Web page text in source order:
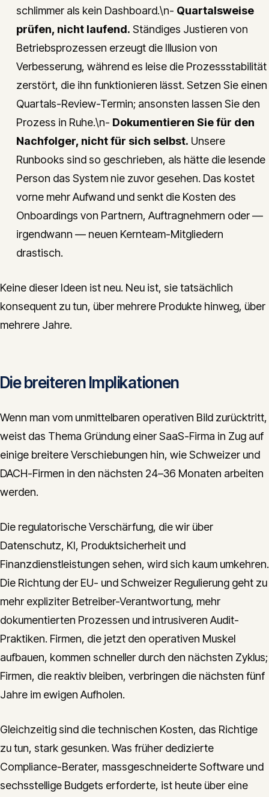
schlimmer als kein Dashboard.\n- Quartalsweise
prüfen, nicht laufend. Ständiges Justieren von
Betriebsprozessen erzeugt die Illusion von
Verbesserung, während es leise die Prozessstabilität
zerstört, die ihn funktionieren lässt. Setzen Sie einen
Quartals-Review-Termin; ansonsten lassen Sie den
Prozess in Ruhe.\n- Dokumentieren Sie für den
Nachfolger, nicht für sich selbst. Unsere
Runbooks sind so geschrieben, als hätte die lesende
Person das System nie zuvor gesehen. Das kostet
vorne mehr Aufwand und senkt die Kosten des
Onboardings von Partnern, Auftragnehmern oder —
irgendwann — neuen Kernteam-Mitgliedern
drastisch.
Keine dieser Ideen ist neu. Neu ist, sie tatsächlich
konsequent zu tun, über mehrere Produkte hinweg, über
mehrere Jahre.
Die breiteren Implikationen
Wenn man vom unmittelbaren operativen Bild zurücktritt,
weist das Thema Gründung einer SaaS-Firma in Zug auf
einige breitere Verschiebungen hin, wie Schweizer und
DACH-Firmen in den nächsten 24–36 Monaten arbeiten
werden.
Die regulatorische Verschärfung, die wir über
Datenschutz, KI, Produktsicherheit und
Finanzdienstleistungen sehen, wird sich kaum umkehren.
Die Richtung der EU- und Schweizer Regulierung geht zu
mehr expliziter Betreiber-Verantwortung, mehr
dokumentierten Prozessen und intrusiveren Audit-
Praktiken. Firmen, die jetzt den operativen Muskel
aufbauen, kommen schneller durch den nächsten Zyklus;
Firmen, die reaktiv bleiben, verbringen die nächsten fünf
Jahre im ewigen Aufholen.
Gleichzeitig sind die technischen Kosten, das Richtige
zu tun, stark gesunken. Was früher dedizierte
Compliance-Berater, massgeschneiderte Software und
sechsstellige Budgets erforderte, ist heute über eine